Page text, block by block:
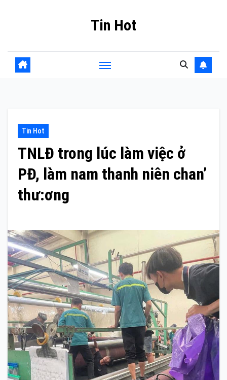
Tin Hot
Tin Hot
TNLĐ trong lúc làm việc ở
PĐ, làm nam thanh niên chan’
thư:ơng